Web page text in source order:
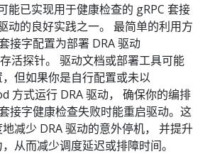
能已实现用于健康检查的 gRPC 套接
动的良好实践之一。 最简单的利用方
接字配置为部署 DRA 驱动
活探针。 驱动文档或部署工具可能
但如果你是自行配置或未以
方式运行 DRA 驱动， 确保你的编排
接字健康检查失败时能重启驱动。这
减少 DRA 驱动的意外停机， 并提升
从而减少调度延迟或排障时间。